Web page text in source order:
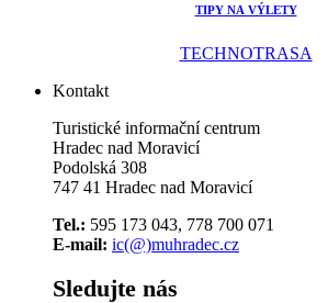
TIPY NA VÝLETY
TECHNOTRASA
Kontakt
Turistické informační centrum
Hradec nad Moravicí
Podolská 308
747 41 Hradec nad Moravicí
Tel.: 595 173 043, 778 700 071
E-mail: ic(@)muhradec.cz
Sledujte nás